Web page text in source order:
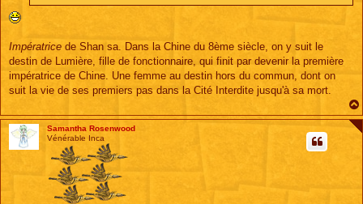
Impératrice de Shan sa. Dans la Chine du 8ème siècle, on y suit le
destin de Lumière, fille de fonctionnaire, qui finit par devenir la première
impératrice de Chine. Une femme au destin hors du commun, dont on
suit la vie de ses premiers pas dans la Cité Interdite jusqu'à sa mort.
Samantha Rosenwood
Vénérable Inca